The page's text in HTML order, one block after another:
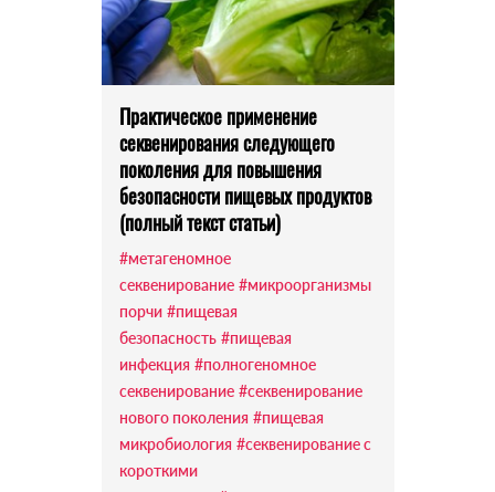
Практическое применение
секвенирования следующего
поколения для повышения
безопасности пищевых продуктов
(полный текст статьи)
#метагеномное
секвенирование #микроорганизмы
порчи #пищевая
безопасность #пищевая
инфекция #полногеномное
секвенирование #секвенирование
нового поколения #пищевая
микробиология #секвенирование с
короткими